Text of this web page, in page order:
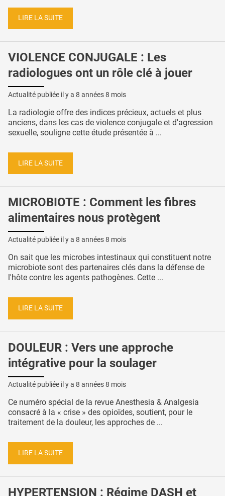
LIRE LA SUITE
VIOLENCE CONJUGALE : Les
radiologues ont un rôle clé à jouer
Actualité publiée il y a 8 années 8 mois
La radiologie offre des indices précieux, actuels et plus
anciens, dans les cas de violence conjugale et d'agression
sexuelle, souligne cette étude présentée à ...
LIRE LA SUITE
MICROBIOTE : Comment les fibres
alimentaires nous protègent
Actualité publiée il y a 8 années 8 mois
On sait que les microbes intestinaux qui constituent notre
microbiote sont des partenaires clés dans la défense de
l'hôte contre les agents pathogènes. Cette ...
LIRE LA SUITE
DOULEUR : Vers une approche
intégrative pour la soulager
Actualité publiée il y a 8 années 8 mois
Ce numéro spécial de la revue Anesthesia & Analgesia
consacré à la « crise » des opioïdes, soutient, pour le
traitement de la douleur, les approches de ...
LIRE LA SUITE
HYPERTENSION : Régime DASH et